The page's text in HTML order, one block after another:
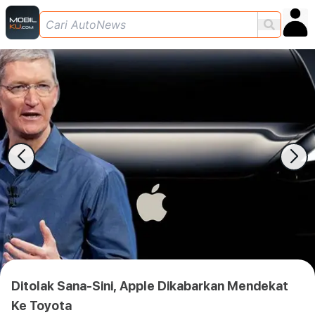
Ditolak Sana-Sini, Apple Dikabarkan Mendekat
Ke Toyota